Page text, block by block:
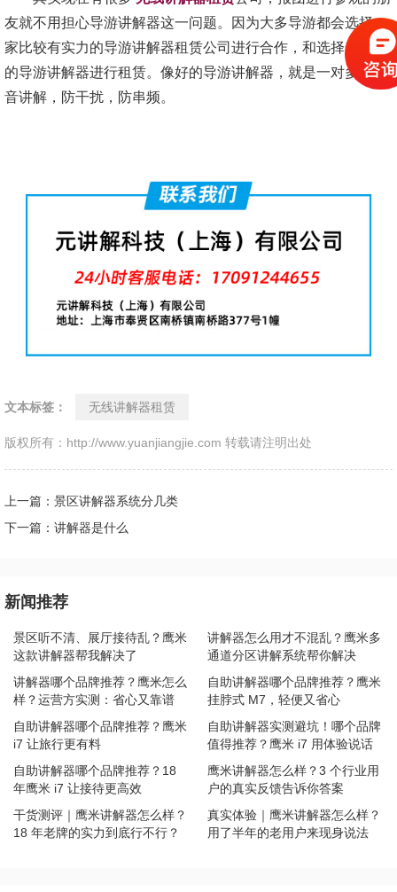
友就不用担心导游讲解器这一问题。因为大多导游都会选择一
家比较有实力的导游讲解器租赁公司进行合作，和选择一款好
的导游讲解器进行租赁。像好的导游讲解器，就是一对多无噪
音讲解，防干扰，防串频。
文本标签： 无线讲解器租赁
版权所有：http://www.yuanjiangjie.com 转载请注明出处
上一篇：景区讲解器系统分几类
下一篇：讲解器是什么
新闻推荐
景区听不清、展厅接待乱？鹰米
这款讲解器帮我解决了
讲解器怎么用才不混乱？鹰米多
通道分区讲解系统帮你解决
讲解器哪个品牌推荐？鹰米怎么
样？运营方实测：省心又靠谱
自助讲解器哪个品牌推荐？鹰米
挂脖式 M7，轻便又省心
自助讲解器哪个品牌推荐？鹰米
i7 让旅行更有料
自助讲解器实测避坑！哪个品牌
值得推荐？鹰米 i7 用体验说话
自助讲解器哪个品牌推荐？18
年鹰米 i7 让接待更高效
鹰米讲解器怎么样？3 个行业用
户的真实反馈告诉你答案
干货测评｜鹰米讲解器怎么样？
18 年老牌的实力到底行不行？
真实体验｜鹰米讲解器怎么样？
用了半年的老用户来现身说法